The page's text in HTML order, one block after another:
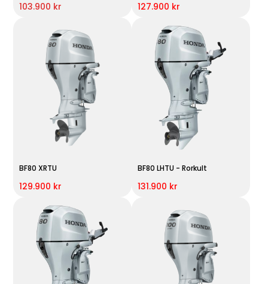
103.900 kr 127.900 kr
BF80 XRTU
129.900 kr
BF80 LHTU - Rorkult
131.900 kr